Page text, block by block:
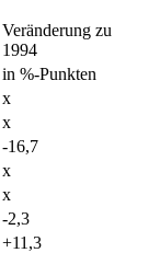
Veränderung zu
1994
in %-Punkten
x
x
-16,7
x
x
-2,3
+11,3